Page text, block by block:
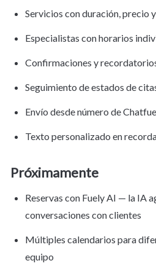
Servicios con duración, precio
Especialistas con horarios
Confirmaciones y
Seguimiento de estados de
Envío desde número de
Texto personalizado en
Próximamente
Reservas con Fuely AI — la IA
conversaciones con clientes
Múltiples calendarios para
equipo